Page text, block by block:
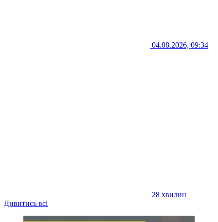
04.08.2026, 09:34
28 хвилин
Дивитись всі